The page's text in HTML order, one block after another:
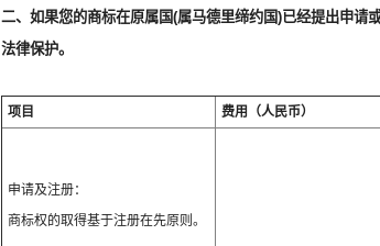
二、如果您的商标在原属国(属马德里缔约国)已经提出申请
法律保护。
项目 费用（人民币）
申请及注册：
商标权的取得基于注册在先原则。